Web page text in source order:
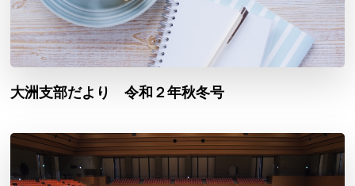
大洲支部だより 令和２年秋冬号